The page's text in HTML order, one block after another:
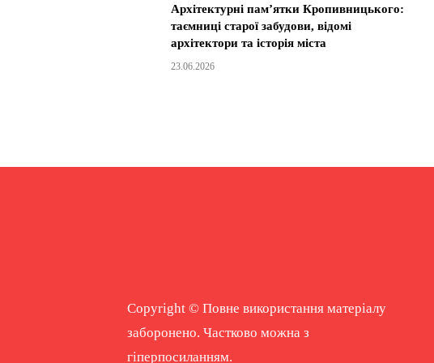
Архітектурні пам’ятки Кропивницького:
таємниці старої забудови, відомі
архітектори та історія міста
23.06.2026
Copyright © Повне використання матеріалу
заборонено. Частково можна з
гіперпосиланням.